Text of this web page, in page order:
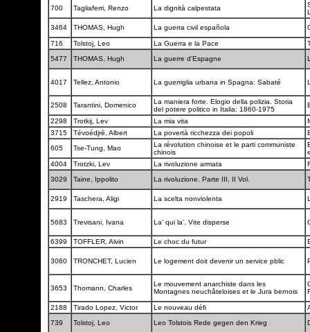
700 Tagliaferri, Renzo La dignità calpestata
3464
THOMAS, Hugh La guerra civil española
716 Tolstoj, Leo La Guerra e la Pace
5477
THOMAS, Hugh La guerre d'Espagne
4017 Tellez, Antonio La guerriglia urbana in Spagna: Sabaté
2508 Tarantini, Domenico
La maniera forte. Elogio della polizia. Storia
del potere politico in Italia: 1860-1975
2298 Trotkij, Lev La mia vita
3715
Tévoédjrè, Albert La povertà ricchezza dei popoli
605
Tse-Tung, Mao
La révolution chinoise et le parti communiste
chinois
4004
Trotzki, Lev La rivoluzione armata
3029
Taine, Ippolito La rivoluzione. Parte III, II Vol.
2919 Taschera, Aligi La scelta nonviolenta
5683 Trevisani, Ivana La' qui la'. Vite disperse
6399 TOFFLER, Alvin Le choc du futur
3060 TRONCHET, Lucien Le logement doit devenir un service pblic
3653 Thomann, Charles
Le mouvement anarchiste dans les
Montagnes neuchâteloises et le Jura bernois
2188 Tirado Lopez, Victor Le nouveau défi
739
Tolstoj, Leo Leo Tolstois Rede gegen den Krieg